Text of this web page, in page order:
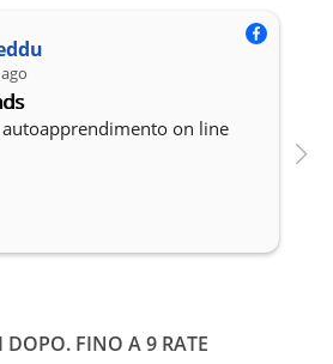
autoapprendimento on line
FINO A 9 RATE